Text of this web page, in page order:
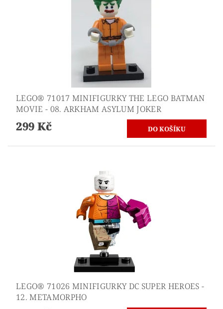
LEGO® 71017 MINIFIGURKY THE LEGO BATMAN
MOVIE - 08. ARKHAM ASYLUM JOKER
299 Kč
LEGO® 71026 MINIFIGURKY DC SUPER HEROES -
12. METAMORPHO